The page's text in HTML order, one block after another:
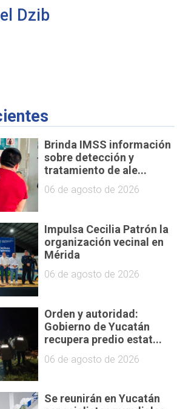
Dzib
Brinda IMSS información
sobre detección y
tratamiento de ale...
06 de agosto de 2026
Impulsa Cecilia Patrón la
organización vecinal en
Mérida
06 de agosto de 2026
Orden y autoridad:
Gobierno de Yucatán
recupera predio estat...
06 de agosto de 2026
Se reunirán en Yucatán